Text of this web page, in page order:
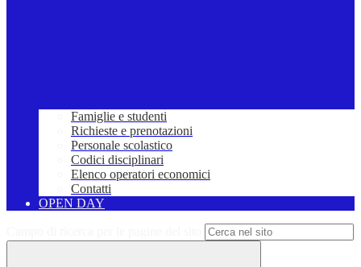
Famiglie e studenti
Richieste e prenotazioni
Personale scolastico
Codici disciplinari
Elenco operatori economici
Contatti
OPEN DAY